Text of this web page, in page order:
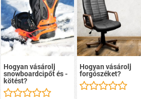
Hogyan vásárolj
snowboardcipőt és -
kötést?
Hogyan vásárolj
forgószéket?